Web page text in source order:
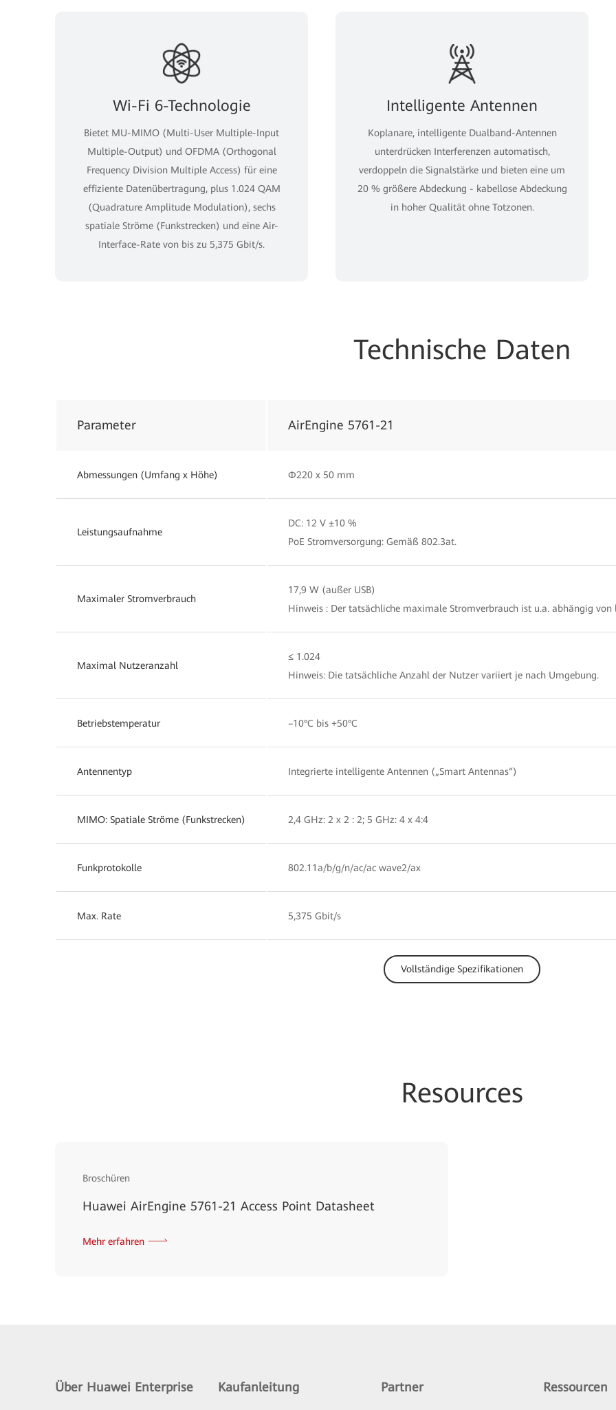
Wi-Fi 6-Technologie
Bietet MU-MIMO (Multi-User Multiple-Input
Multiple-Output) und OFDMA (Orthogonal
Frequency Division Multiple Access) für eine
effiziente Datenübertragung, plus 1.024 QAM
(Quadrature Amplitude Modulation), sechs
spatiale Ströme (Funkstrecken) und eine Air-
Interface-Rate von bis zu 5,375 Gbit/s.
Intelligente Antennen
Koplanare, intelligente Dualband-Antennen
unterdrücken Interferenzen automatisch,
verdoppeln die Signalstärke und bieten eine um
20 % größere Abdeckung - kabellose Abdeckung
in hoher Qualität ohne Totzonen.
Technische Daten
Parameter AirEngine 5761-21
Abmessungen (Umfang x Höhe) Φ220 x 50 mm
Leistungsaufnahme
DC: 12 V ±10 %
PoE Stromversorgung: Gemäß 802.3at.
Maximaler Stromverbrauch
17,9 W (außer USB)
Hinweis : Der tatsächliche maximale Stromverbrauch ist u.a. abhängig von
Maximal Nutzeranzahl
≤ 1.024
Hinweis: Die tatsächliche Anzahl der Nutzer variiert je nach Umgebung.
Betriebstemperatur –10°C bis +50°C
Antennentyp Integrierte intelligente Antennen („Smart Antennas“)
MIMO: Spatiale Ströme (Funkstrecken) 2,4 GHz: 2 x 2 : 2; 5 GHz: 4 x 4:4
Funkprotokolle 802.11a/b/g/n/ac/ac wave2/ax
Max. Rate 5,375 Gbit/s
Vollständige Spezifikationen
Resources
Broschüren
Huawei AirEngine 5761-21 Access Point Datasheet
Mehr erfahren
Über Huawei Enterprise Kaufanleitung Partner Ressourcen